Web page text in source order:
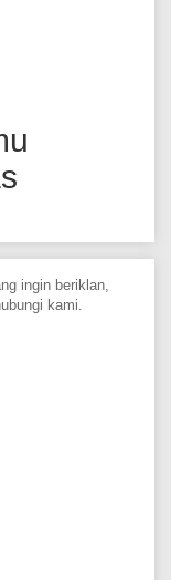
ingin beriklan,
kami.